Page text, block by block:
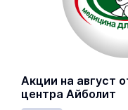
Акции на август
центра Айболит